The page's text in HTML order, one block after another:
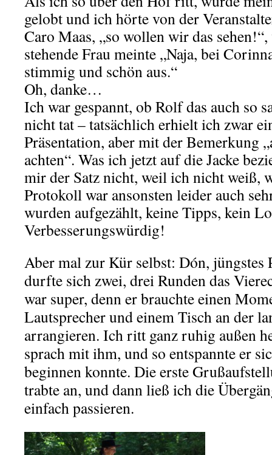
gelobt und ich hörte von der
Caro Maas, „so wollen wir das
stehende Frau meinte „Naja, bei
stimmig und schön aus.“
Oh, danke…
Ich war gespannt, ob Rolf das auch so
nicht tat – tatsächlich erhielt ich zwar
Präsentation, aber mit der Bemerkung
achten“. Was ich jetzt auf die Jacke
mir der Satz nicht, weil ich nicht weiß,
Protokoll war ansonsten leider auch
wurden aufgezählt, keine Tipps, kein
Verbesserungswürdig!
Aber mal zur Kür selbst: Dón, jüngstes
durfte sich zwei, drei Runden das
war super, denn er brauchte einen
Lautsprecher und einem Tisch an der
arrangieren. Ich ritt ganz ruhig außen
sprach mit ihm, und so entspannte er
beginnen konnte. Die erste
trabte an, und dann ließ ich die
einfach passieren.